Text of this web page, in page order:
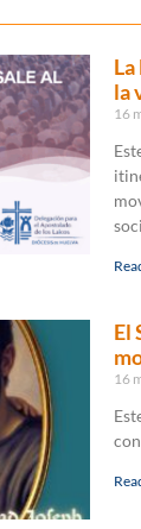
la
16
El
16